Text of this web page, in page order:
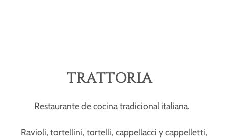
TRATTORIA
Restaurante de cocina tradicional italiana.
Ravioli, tortellini, tortelli, cappellacci y cappelletti,